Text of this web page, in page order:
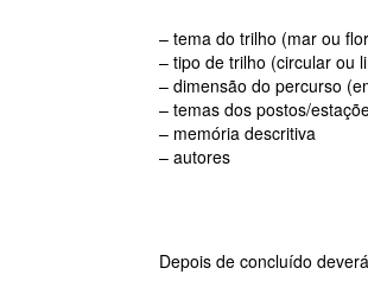
– tema do trilho (mar ou
– tipo de trilho (circular ou
– dimensão do percurso
– temas dos postos/
– memória descritiva
– autores
Depois de concluído